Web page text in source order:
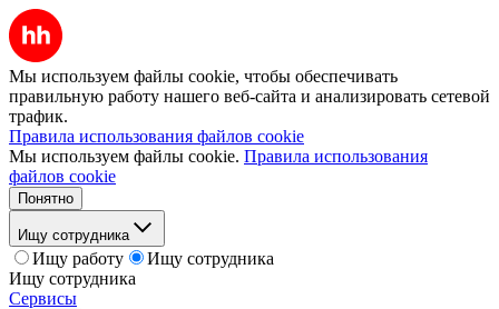
Мы используем файлы cookie, чтобы обеспечивать
правильную работу нашего веб-сайта и анализировать сетевой
трафик.
Правила использования файлов cookie
Мы используем файлы cookie. Правила использования
файлов cookie
Понятно
Ищу сотрудника
Ищу работу
Ищу сотрудника
Ищу сотрудника
Сервисы